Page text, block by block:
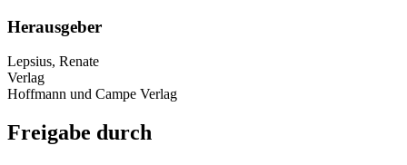
Herausgeber
Lepsius, Renate
Verlag
Hoffmann und Campe Verlag
Freigabe durch